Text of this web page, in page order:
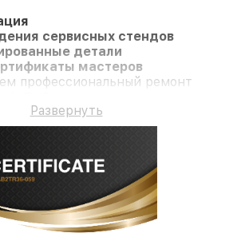
сервисных стендов
детали
мастеров
профессиональный ремонт
Развернуть